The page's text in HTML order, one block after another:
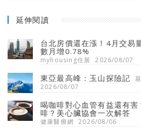
延伸閱讀
台北房價還在漲！4月交易
數月增0.78%
myhousing住展 2026/08/07
東亞最高峰：玉山探險記
2026/08/07
喝咖啡對心血管有益還有
啡？美心臟協會一次解答
健康醫療網 2026/08/06